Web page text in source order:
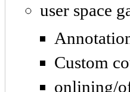
user space
Custom
onlining/